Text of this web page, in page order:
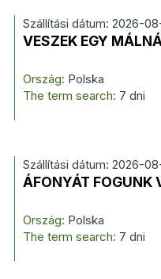
Szállítási dátum: 2026-
VESZEK EGY
Ország: Polska
The term search: 7 dni
Szállítási dátum: 2026-
ÁFONYÁT FOGUNK
Ország: Polska
The term search: 7 dni